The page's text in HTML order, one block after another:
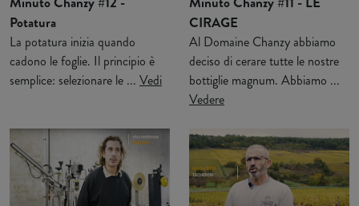
Potatura
La potatura inizia quando
cadono le foglie. Il principio è
semplice: selezionare le ... Vedi
CIRAGE
Al Domaine Chanzy abbiamo
deciso di cerare tutte le nostre
bottiglie magnum. Abbiamo ...
Vedere